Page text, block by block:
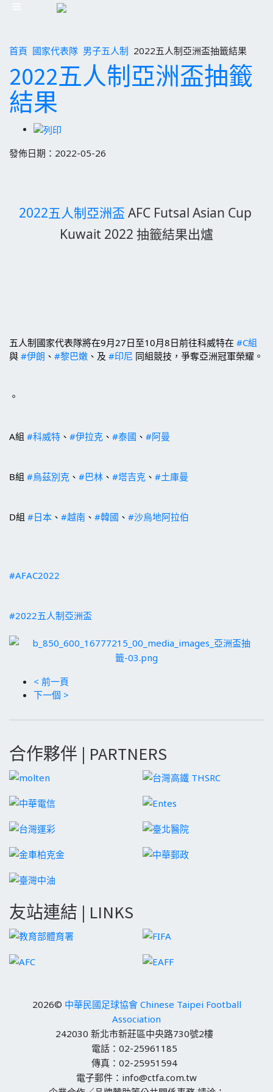
首頁 國家代表隊 男子五人制 2022五人制亞洲盃抽籤結果
2022五人制亞洲盃抽籤
結果
發佈日期：2022-05-26
2022五人制亞洲盃 AFC Futsal Asian Cup
Kuwait 2022 抽籤結果出爐
五人制國家代表隊將在9月27日至10月8日前往科威特在 #C組
與 #伊朗 、 #黎巴嫩 、及 #印尼 同組競技，爭奪亞洲冠軍榮耀。
。
A組 #科威特 、 #伊拉克 、 #泰國 、 #阿曼
B組 #烏茲別克 、 #巴林 、 #塔吉克 、 #土庫曼
D組 #日本 、 #越南 、 #韓國 、 #沙烏地阿拉伯
#AFAC2022
#2022五人制亞洲盃
< 前一頁
下一個 >
合作夥伴 | PARTNERS
友站連結 | LINKS
2026© 中華民國足球協會 Chinese Taipei Football
Association
242030 新北市新莊區中央路730號2樓
電話：02-25961185
傳真：02-25951594
電子郵件：info@ctfa.com.tw